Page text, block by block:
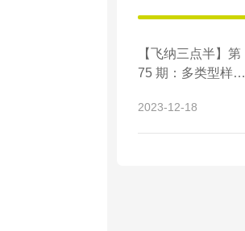
【飞纳三点半】第
75 期：多类型样品
2023-12-18